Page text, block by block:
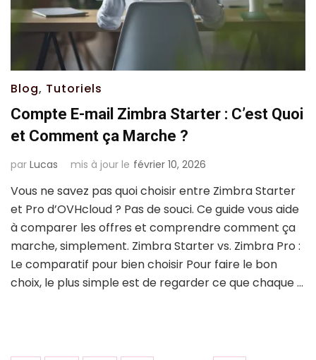
Blog, Tutoriels
Compte E-mail Zimbra Starter : C’est Quoi
et Comment ça Marche ?
par Lucas mis à jour le février 10, 2026
Vous ne savez pas quoi choisir entre Zimbra Starter
et Pro d’OVHcloud ? Pas de souci. Ce guide vous aide
à comparer les offres et comprendre comment ça
marche, simplement. Zimbra Starter vs. Zimbra Pro :
Le comparatif pour bien choisir Pour faire le bon
choix, le plus simple est de regarder ce que chaque …